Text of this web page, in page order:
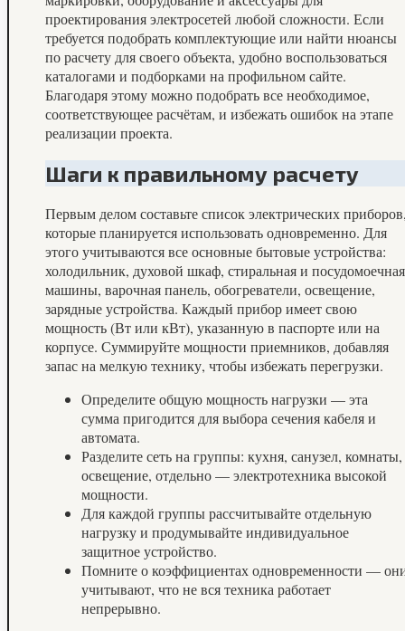
проектирования электросетей любой сложности. Если
требуется подобрать комплектующие или найти нюансы
по расчету для своего объекта, удобно воспользоваться
каталогами и подборками на профильном сайте.
Благодаря этому можно подобрать все необходимое,
соответствующее расчётам, и избежать ошибок на этапе
реализации проекта.
Шаги к правильному расчету
Первым делом составьте список электрических
которые планируется использовать одновременно. Для
этого учитываются все основные бытовые устройства:
холодильник, духовой шкаф, стиральная и посудомоечная
машины, варочная панель, обогреватели, освещение,
зарядные устройства. Каждый прибор имеет свою
мощность (Вт или кВт), указанную в паспорте или на
корпусе. Суммируйте мощности приемников, добавляя
запас на мелкую технику, чтобы избежать перегрузки.
Определите общую мощность нагрузки — эта
сумма пригодится для выбора сечения кабеля и
автомата.
Разделите сеть на группы: кухня, санузел, комнаты,
освещение, отдельно — электротехника высокой
мощности.
Для каждой группы рассчитывайте отдельную
нагрузку и продумывайте индивидуальное
защитное устройство.
Помните о коэффициентах одновременности —
учитывают, что не вся техника работает
непрерывно.